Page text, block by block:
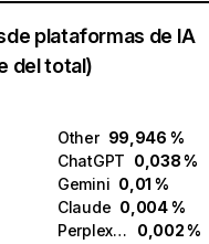
plataformas de IA
del total)
Other 99,946 %
ChatGPT 0,038 %
Gemini 0,01 %
Claude 0,004 %
Perplexity
0,002 %